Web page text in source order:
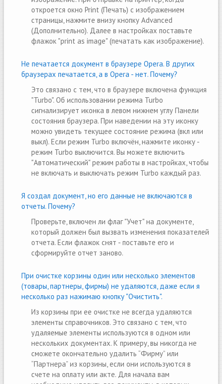
откроется окно Print (Печать) с изображением
страницы, нажмите внизу кнопку Advanced
(Дополнительно). Далее в настройках поставьте
флажок "print as image" (печатать как изображение).
Не печатается документ в браузере Opera. В других
браузерах печатается, а в Opera - нет. Почему?
Это связано с тем, что в браузере включена функция
"Turbo". Об использовании режима Turbo
сигнализирует иконка в левом нижнем углу Панели
состояния браузера. При наведении на эту иконку
можно увидеть текущее состояние режима (вкл или
выкл). Если режим Turbo включён, нажмите иконку -
режим Turbo выключится. Вы можете включить
"Автоматический" режим работы в настройках, чтобы
не включать и выключать режим Turbo каждый раз.
Я создал документ, но его данные не включаются в
отчеты. Почему?
Проверьте, включен ли флаг "Учет" на документе,
который должен был вызвать изменения показателей
отчета. Если флажок снят - поставьте его и
сформируйте отчет заново.
При очистке корзины один или несколько элементов
(товары, партнеры, фирмы) не удаляются, даже если я
несколько раз нажимаю кнопку "Очистить".
Из корзины при ее очистке не всегда удаляются
элементы справочников. Это связано с тем, что
удаляемые элементы используются в одном или
нескольких документах. К примеру, вы никогда не
сможете окончательно удалить “Фирму” или
“Партнера” из корзины, если они используются в
счете на оплату или акте. Для начала вам